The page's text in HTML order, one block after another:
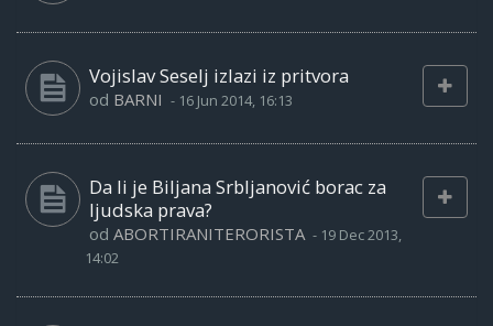
Vojislav Seselj izlazi iz pritvora
od BARNI - 16 Jun 2014, 16:13
Da li je Biljana Srbljanović borac za
ljudska prava?
od ABORTIRANITERORISTA - 19 Dec 2013,
14:02